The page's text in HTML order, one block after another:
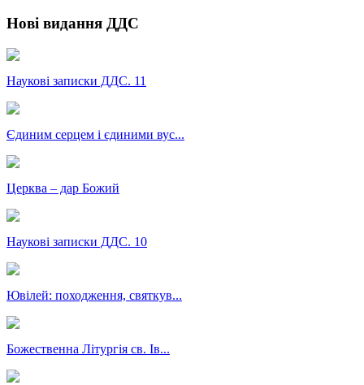
Нові видання ДДС
Наукові записки ДДС. 11
Єдиним серцем і єдиними вус...
Церква – дар Божий
Наукові записки ДДС. 10
Ювілей: походження, святкув...
Божественна Літургія св. Ів...